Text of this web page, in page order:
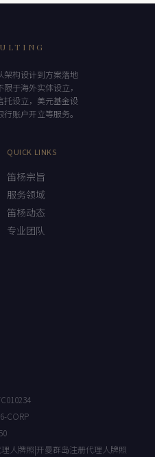
构设计到方案落地
限于海外实体设立，
设立，美元基金设
笛杨宗旨
服务领域
笛杨动态